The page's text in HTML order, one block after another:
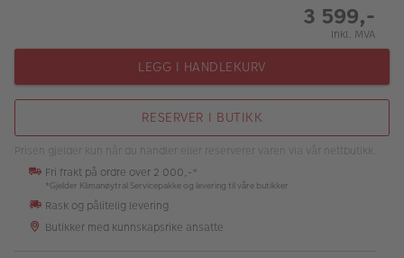
Butikkoversikt
3 599,-
Inkl. MVA
LEGG I HANDLEKURV
RESERVER I BUTIKK
Prisen gjelder kun når du handler eller reserverer varen via vår nettbutikk.
Fri frakt på ordre over 2 000,-*
*Gjelder Klimanøytral Servicepakke og levering til våre butikker
Rask og pålitelig levering
Butikker med kunnskapsrike ansatte